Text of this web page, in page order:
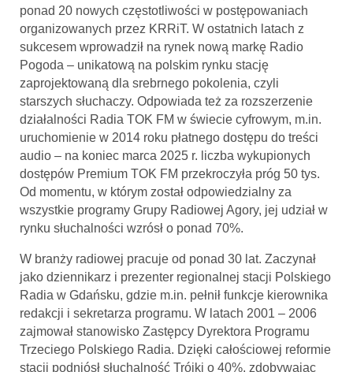
ponad 20 nowych częstotliwości w postępowaniach
organizowanych przez KRRiT. W ostatnich latach z
sukcesem wprowadził na rynek nową markę Radio
Pogoda – unikatową na polskim rynku stację
zaprojektowaną dla srebrnego pokolenia, czyli
starszych słuchaczy. Odpowiada też za rozszerzenie
działalności Radia TOK FM w świecie cyfrowym, m.in.
uruchomienie w 2014 roku płatnego dostępu do treści
audio – na koniec marca 2025 r. liczba wykupionych
dostępów Premium TOK FM przekroczyła próg 50 tys.
Od momentu, w którym został odpowiedzialny za
wszystkie programy Grupy Radiowej Agory, jej udział w
rynku słuchalności wzrósł o ponad 70%.
W branży radiowej pracuje od ponad 30 lat. Zaczynał
jako dziennikarz i prezenter regionalnej stacji Polskiego
Radia w Gdańsku, gdzie m.in. pełnił funkcje kierownika
redakcji i sekretarza programu. W latach 2001 – 2006
zajmował stanowisko Zastępcy Dyrektora Programu
Trzeciego Polskiego Radia. Dzięki całościowej reformie
stacji podniósł słuchalność Trójki o 40%, zdobywając